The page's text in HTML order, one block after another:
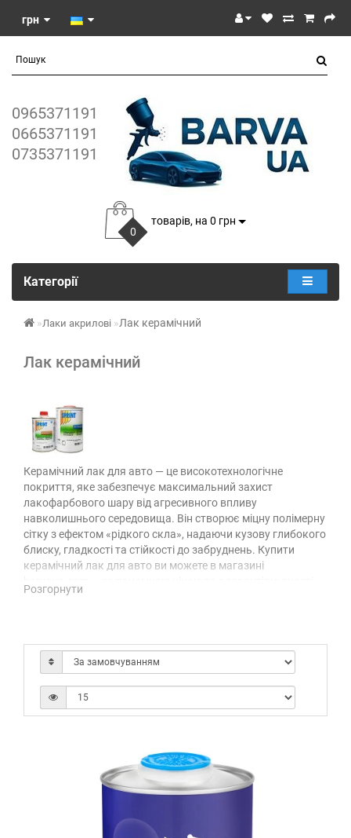
грн
0965371191
0665371191
0735371191
0
товарів, на 0 грн
Категорії
Лаки акрилові Лак керамічний
Лак керамічний
Керамічний лак для авто — це високотехнологічне
покриття, яке забезпечує максимальний захист
лакофарбового шару від агресивного впливу
навколишнього середовища. Він створює міцну полімерну
сітку з ефектом «рідкого скла», надаючи кузову глибокого
блиску, гладкості та стійкості до забруднень. Купити
керамічний лак для авто ви можете в магазині
він працює?
Керамічний лак для авто — це захисний засіб на основі
та полімеризується, утворюючи щільний, водо- та
брудовідштовхуючий шар. Він покращує зовнішній вигляд
Такі покриття застосовуються як у професійних студіях
детейлінгу, так і в домашніх умовах. Після нанесення
керамічний лак створює ефект «антибруду» — краплі води
скочуються, не залишаючи слідів, а забруднення легко
змиваються без агресивної хімії. Це не лише красиво, а й
Розгорнути